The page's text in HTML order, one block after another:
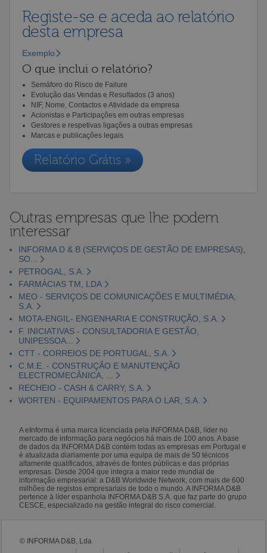
Registe-se e aceda ao relatório
desta empresa
Exemplo
O que inclui o relatório?
Semáforo do Risco de Failure
Evolução das Vendas e Resultados (3 anos)
NIF, Nome, Contactos e Atividade da empresa
Acionistas e Participações em outras empresas
Gestores e respetivas ligações a outras empresas
Marcas e publicações legais
Relatório Grátis »
Outras empresas que lhe podem
interessar
INFORMA D & B (SERVIÇOS DE GESTÃO DE EMPRESAS),
SO...
PETROGAL, S.A.
FARMÁCIAS TM, LDA
MEO - SERVIÇOS DE COMUNICAÇÕES E MULTIMÉDIA,
S.A.
MOTA-ENGIL- ENGENHARIA E CONSTRUÇÃO, S.A.
F. INICIATIVAS - CONSULTADORIA E GESTÃO,
UNIPESSOA...
CTT - CORREIOS DE PORTUGAL, S.A.
C.M.E. - CONSTRUÇÃO E MANUTENÇÃO
ELECTROMECÂNICA, ...
RECHEIO - CASH & CARRY, S.A.
WORTEN - EQUIPAMENTOS PARA O LAR, S.A.
A eInforma é uma marca licenciada pela INFORMA D&B, líder no
mercado de informação para negócios há mais de 100 anos. A base
de dados da INFORMA D&B contém todas as empresas em Portugal e
é atualizada diariamente por uma equipa de mais de 50 técnicos
altamente qualificados, através de fontes públicas e das próprias
empresas. Desde 2004 que integra a maior rede mundial de
informação empresarial: a D&B Worldwide Network, com mais de 600
milhões de registos empresariais de todo o mundo. A INFORMA D&B
pertence à líder espanhola INFORMA D&B S.A. que faz parte do grupo
CESCE, especializado na gestão integral do risco comercial.
© INFORMA D&B, Lda